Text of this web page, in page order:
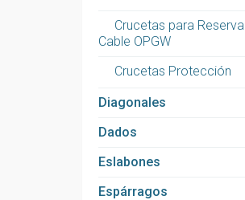
Crucetas para Reserva
Cable OPGW
Crucetas Protección
Diagonales
Dados
Eslabones
Espárragos